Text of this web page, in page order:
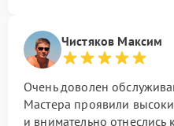
Чистяков Максим
Очень доволен
Мастера проявили
и внимательно